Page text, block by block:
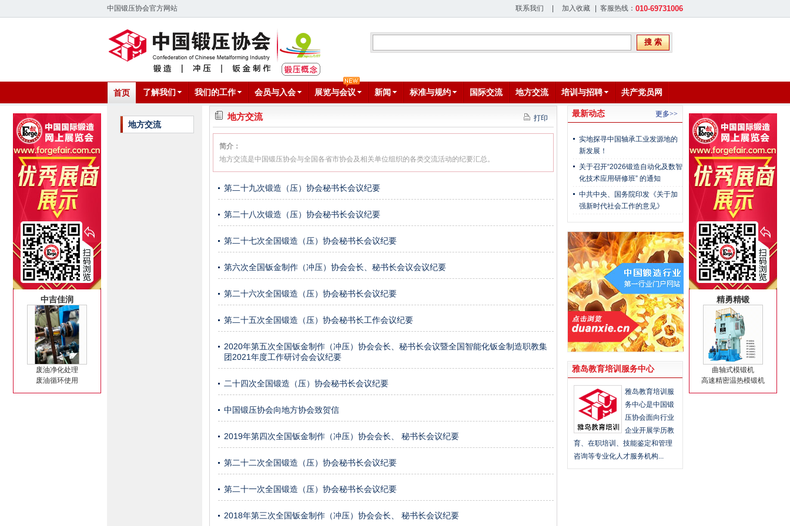
中国锻压协会官方网站 联系我们 加入收藏 | 客服热线： 010-69731006
搜 索
首页 了解我们 我们的工作 会员与入会 展览与会议 新闻 标准与规约 国际交流 地方交流 培训与招聘 共产党员网
地方交流
地方交流 打印
简介：
地方交流是中国锻压协会与全国各省市协会及相关单位组织的各类交流活动的纪要汇总。
第二十九次锻造（压）协会秘书长会议纪要
第二十八次锻造（压）协会秘书长会议纪要
第二十七次全国锻造（压）协会秘书长会议纪要
第六次全国钣金制作（冲压）协会会长、秘书长会议会议纪要
第二十六次全国锻造（压）协会秘书长会议纪要
第二十五次全国锻造（压）协会秘书长工作会议纪要
2020年第五次全国钣金制作（冲压）协会会长、秘书长会议暨全国智能化钣金制造职教集
团2021年度工作研讨会会议纪要
二十四次全国锻造（压）协会秘书长会议纪要
中国锻压协会向地方协会致贺信
2019年第四次全国钣金制作（冲压）协会会长、 秘书长会议纪要
第二十二次全国锻造（压）协会秘书长会议纪要
第二十一次全国锻造（压）协会秘书长会议纪要
2018年第三次全国钣金制作（冲压）协会会长、 秘书长会议纪要
最新动态 更多>>
实地探寻中国轴承工业发源地的
新发展！
关于召开“2026锻造自动化及数智
化技术应用研修班” 的通知
中共中央、国务院印发《关于加
强新时代社会工作的意见》
雅岛教育培训服务中心
雅岛教育培训服
务中心是中国锻
压协会面向行业
企业开展学历教
育、在职培训、技能鉴定和管理
咨询等专业化人才服务机构...
精勇精锻
曲轴式模锻机
高速精密温热模锻机
中吉佳润
废油净化处理
废油循环使用